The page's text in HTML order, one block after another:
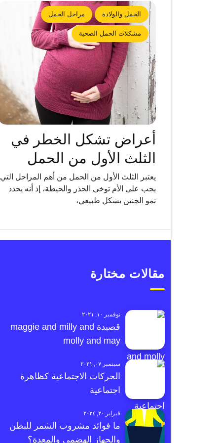
الحمل والولادة مراحل الحمل
مشكلات الحمل الصحية
أعراض تشكل الخطر في
الثلث الأول من الحمل
يعتبر الثلث الأول من الحمل من أهم المراحل التي
يجب على الأم توخي الحذر والحيطة، إذ أنه يحدد
نمو الجنين بشكل طبيعي،
مقالات مختارة
نوفمبر ١٠, ٢٠٢١
قصيدة maggie and milly and
molly and may
سبتمبر ٠٧, ٢٠٢١
الحركات الاجتماعية كظاهرة
اجتماعية
فبراير ٢٠, ٢٠٢٤
ما فوائد مشروب الشمر للبطن
والجهاز الهضمي والمعدة؟